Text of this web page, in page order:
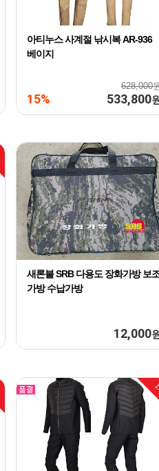
아티누스 사계절 낚시복 AR-936
베이지
628,000
15% 533,800
새론불 SRB 다용도 장화가방 보
가방 수납가방
12,000